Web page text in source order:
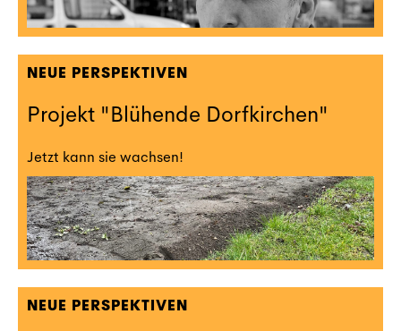
NEUE PERSPEKTIVEN
Projekt "Blühende Dorfkirchen"
Jetzt kann sie wachsen!
NEUE PERSPEKTIVEN